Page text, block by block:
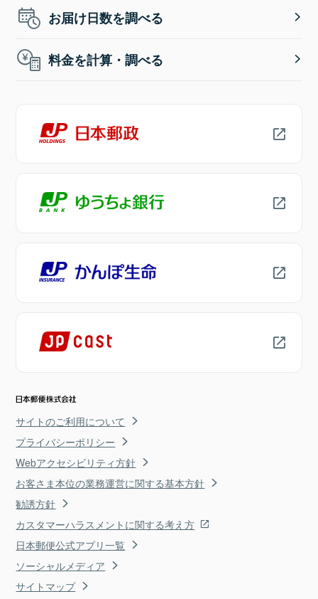
お届け日数を調べる
料金を計算・調べる
サイトのご利用について
プライバシーポリシー
Webアクセシビリティ方針
お客さま本位の業務運営に関する基本方針
勧誘方針
カスタマーハラスメントに関する考え方
日本郵便公式アプリ一覧
ソーシャルメディア
サイトマップ